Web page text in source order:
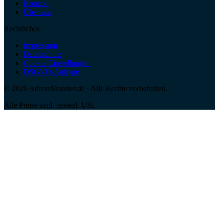
Kontakt
Über uns
Rechtliches
Impressum
Datenschutz
Cookie-Einstellungen
DSGVO-Anfrage
© 2026 AdressMonster.de · Alle Rechte vorbehalten.
Alle Preise zzgl. gesetzl. USt.